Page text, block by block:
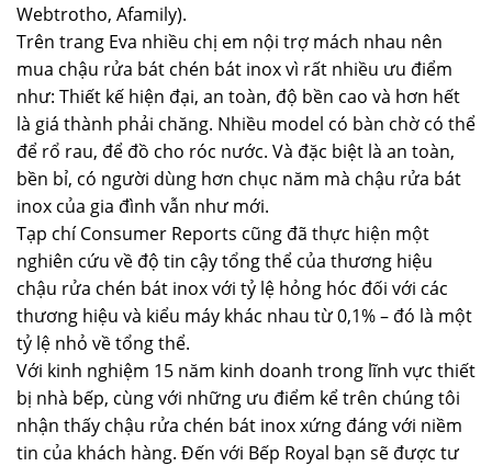
Webtrotho, Afamily).
Trên trang Eva nhiều chị em nội trợ mách nhau nên
mua chậu rửa bát chén bát inox vì rất nhiều ưu điểm
như: Thiết kế hiện đại, an toàn, độ bền cao và hơn hết
là giá thành phải chăng. Nhiều model có bàn chờ có thể
để rổ rau, để đồ cho róc nước. Và đặc biệt là an toàn,
bền bỉ, có người dùng hơn chục năm mà chậu rửa bát
inox của gia đình vẫn như mới.
Tạp chí Consumer Reports cũng đã thực hiện một
nghiên cứu về độ tin cậy tổng thể của thương hiệu
chậu rửa chén bát inox với tỷ lệ hỏng hóc đối với các
thương hiệu và kiểu máy khác nhau từ 0,1% – đó là một
tỷ lệ nhỏ về tổng thể.
Với kinh nghiệm 15 năm kinh doanh trong lĩnh vực thiết
bị nhà bếp, cùng với những ưu điểm kể trên chúng tôi
nhận thấy chậu rửa chén bát inox xứng đáng với niềm
tin của khách hàng. Đến với Bếp Royal bạn sẽ được tư